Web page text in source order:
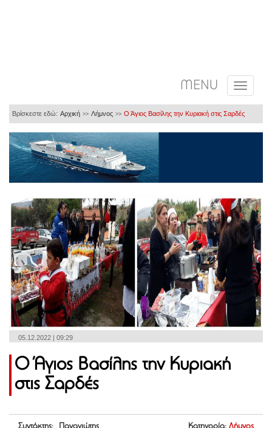
MENU
Βρίσκεστε εδώ: Αρχική >> Λήμνος >> Ο Άγιος Βασίλης την Κυριακή στις Σαρδές
05.12.2022 | 09:29
Ο Άγιος Βασίλης την Κυριακή
στις Σαρδές